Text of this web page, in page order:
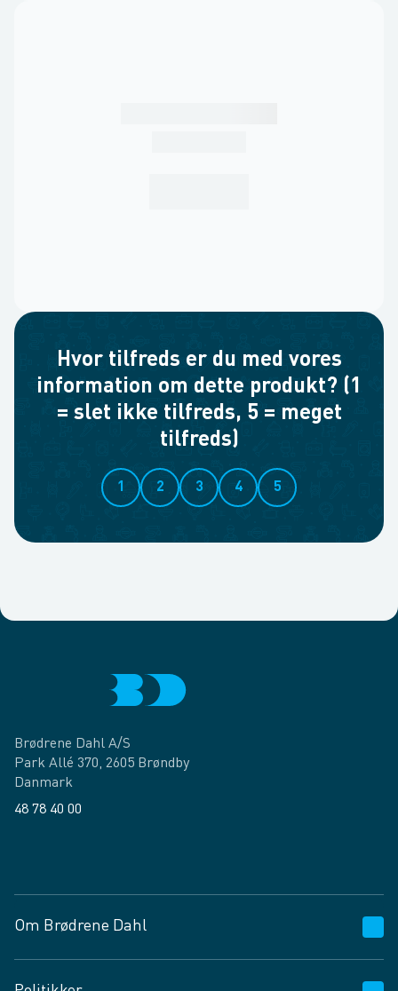
Hvor tilfreds er du med vores
information om dette produkt? (1
= slet ikke tilfreds, 5 = meget
tilfreds)
1 2 3 4 5
Brødrene Dahl A/S
Park Allé 370, 2605 Brøndby
Danmark
48 78 40 00
Om Brødrene Dahl